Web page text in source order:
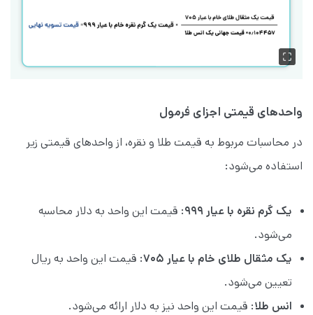
واحدهای قیمتی اجزای فرمول
در محاسبات مربوط به قیمت طلا و نقره، از واحدهای قیمتی زیر
استفاده می‌شود:
یک گرم نقره با عیار ۹۹۹
: قیمت این واحد به دلار محاسبه
می‌شود.
یک مثقال طلای خام با عیار ۷۰۵
: قیمت این واحد به ریال
تعیین می‌شود.
انس طلا: قیمت این واحد نیز به دلار ارائه می‌شود.